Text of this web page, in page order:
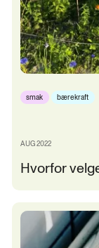
smak bærekraft
AUG 2022
Hvorfor